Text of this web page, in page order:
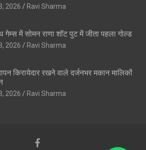
2026 Ravi Sharma
गेम्स में सोमन राणा शॉट पुट में जीता पहला गोल्ड
2026 Ravi Sharma
किरायेदार रखने वाले दर्जनभर मकान मालिकों
2026 Ravi Sharma